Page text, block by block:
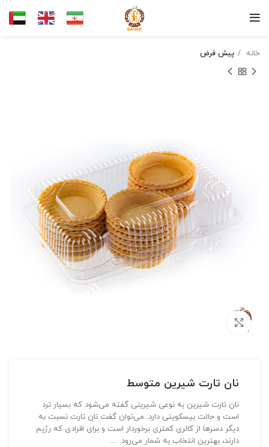
خانه پیش فرض
نان تارت شیرین متوسط
نان تارت شیرین به نوعی شیرینی گفته می‌شود که بسیار ترد
است و حالت بیسکویتی دارد. می‌توان گفت نان تارت نسبت به
دیگر دسرها از کالری کمتری برخوردار است و برای افرادی که رژیم
دارند، بهترین انتخاب به شمار می‌رود. …